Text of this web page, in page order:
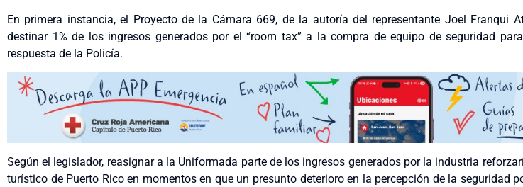
En primera instancia, el Proyecto de la Cámara 669, de la autoría del representante Joel Franqui
destinar 1% de los ingresos generados por el “room tax” a la compra de equipo de seguridad
respuesta de la Policía.
Según el legislador, reasignar a la Uniformada parte de los ingresos generados por la industria
turístico de Puerto Rico en momentos en que un presunto deterioro en la percepción de la seguridad